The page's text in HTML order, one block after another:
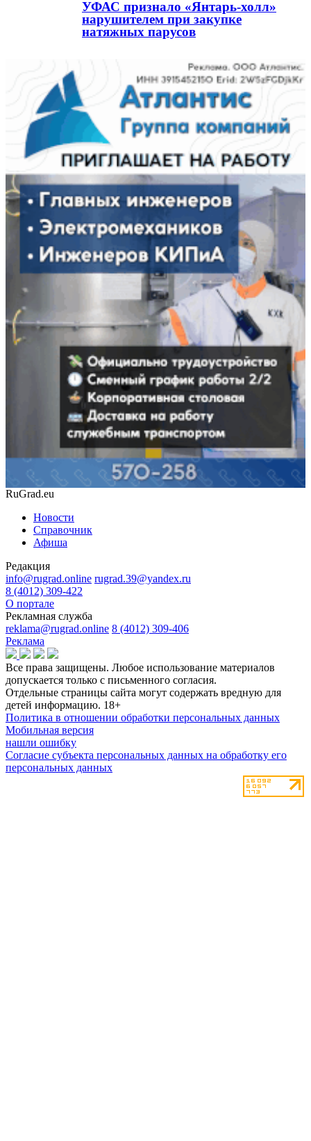
УФАС признало «Янтарь-холл»
нарушителем при закупке
натяжных парусов
RuGrad.eu
Новости
Справочник
Афиша
Редакция
info@rugrad.online rugrad.39@yandex.ru
8 (4012) 309-422
О портале
Рекламная служба
reklama@rugrad.online 8 (4012) 309-406
Реклама
Все права защищены. Любое использование материалов
допускается только с письменного согласия.
Отдельные страницы сайта могут содержать вредную для
детей информацию. 18+
Политика в отношении обработки персональных данных
Мобильная версия
нашли ошибку
Согласие субъекта персональных данных на обработку его
персональных данных